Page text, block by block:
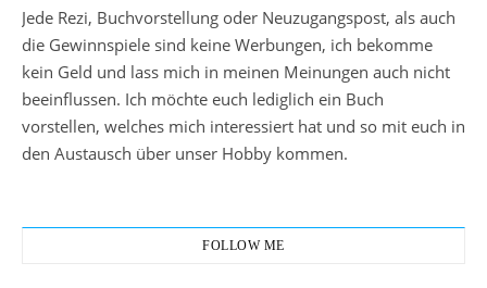
Jede Rezi, Buchvorstellung oder Neuzugangspost, als auch
die Gewinnspiele sind keine Werbungen, ich bekomme
kein Geld und lass mich in meinen Meinungen auch nicht
beeinflussen. Ich möchte euch lediglich ein Buch
vorstellen, welches mich interessiert hat und so mit euch in
den Austausch über unser Hobby kommen.
FOLLOW ME